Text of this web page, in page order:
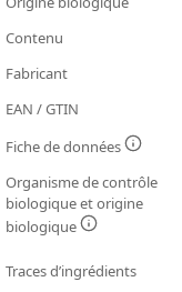
Contenu
Fabricant
EAN / GTIN
Fiche de données
Organisme de contrôle
biologique et origine
biologique
Traces d’ingrédients